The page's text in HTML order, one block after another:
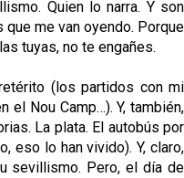
Quien lo narra. Y son
me van oyendo. Porque
tuyas, no te engañes.
(los partidos con mi
el Nou Camp…). Y, también,
La plata. El autobús por
eso lo han vivido). Y, claro,
sevillismo. Pero, el día de